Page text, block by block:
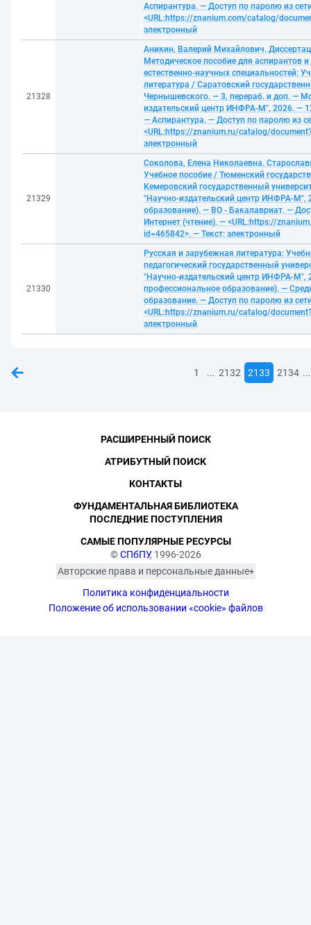
Аспирантура. — Доступ по паролю из
<URL:https://znanium.com/catalog/
электронный
21328
Аникин, Валерий Михайлович.
Методическое пособие для аспирантов и
естественно-научных специальностей:
литература / Саратовский
Чернышевского. — 3, перераб. и доп. —
издательский центр ИНФРА-М", 2026. —
— Аспирантура. — Доступ по паролю из
<URL:https://znanium.ru/catalog/
электронный
21329
Соколова, Елена Николаевна.
Учебное пособие / Тюменский
Кемеровский государственный
"Научно-издательский центр ИНФРА-М",
образование). — ВО - Бакалавриат. —
Интернет (чтение). — <URL:https://
id=465842>. — Текст: электронный
21330
Русская и зарубежная литература:
педагогический государственный
"Научно-издательский центр ИНФРА-М",
профессиональное образование). —
образование. — Доступ по паролю из
<URL:https://znanium.ru/catalog/
электронный
1 ... 2132 2133 2134 ...
©СПбПУ, 1996-2026
Авторские права и персональные данные
изображённых лиц в соответствии
с требованиями законодательства
Политика конфиденциальности
Положение об использовании «cookie» файлов
РАСШИРЕННЫЙ ПОИСК
АТРИБУТНЫЙ ПОИСК
КОНТАКТЫ
ФУНДАМЕНТАЛЬНАЯ БИБЛИОТЕКА
ПОСЛЕДНИЕ ПОСТУПЛЕНИЯ
САМЫЕ ПОПУЛЯРНЫЕ РЕСУРСЫ